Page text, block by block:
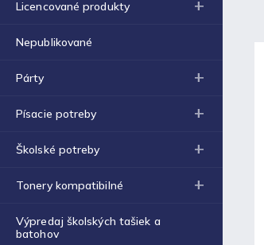
Licencované produkty
Nepublikované
Párty
Písacie potreby
Školské potreby
Tonery kompatibilné
Výpredaj školských tašiek a
batohov
€0,16
Obal na zošit A4 hrubý
Blog
Fortnite produkty za
30.11.2021
Labková patrola vo filme